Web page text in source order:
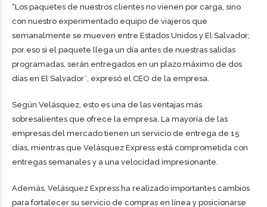
“Los paquetes de nuestros clientes no vienen por carga, sino
con nuestro experimentado equipo de viajeros que
semanalmente se mueven entre Estados Unidos y El Salvador;
por eso si el paquete llega un día antes de nuestras salidas
programadas, serán entregados en un plazo máximo de dos
días en El Salvador¨, expresó el CEO de la empresa.
Según Velásquez, esto es una de las ventajas más
sobresalientes que ofrece la empresa. La mayoría de las
empresas del mercado tienen un servicio de entrega de 15
días, mientras que Velásquez Express está comprometida con
entregas semanales y a una velocidad impresionante.
Además, Velásquez Express ha realizado importantes cambios
para fortalecer su servicio de compras en línea y posicionarse